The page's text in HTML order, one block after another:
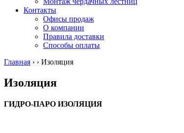
Контакты
Офисы продаж
О компании
Правила доставки
Способы оплаты
Главная › › Изоляция
Изоляция
ГИДРО-ПАРО ИЗОЛЯЦИЯ